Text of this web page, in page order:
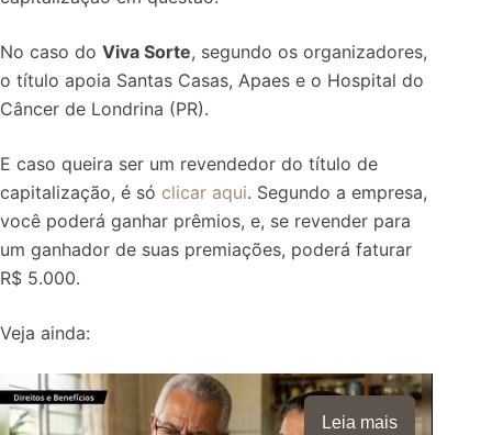
No caso do Viva Sorte, segundo os organizadores,
o título apoia Santas Casas, Apaes e o Hospital do
Câncer de Londrina (PR).
E caso queira ser um revendedor do título de
capitalização, é só clicar aqui. Segundo a empresa,
você poderá ganhar prêmios, e, se revender para
um ganhador de suas premiações, poderá faturar
R$ 5.000.
Veja ainda:
Leia mais